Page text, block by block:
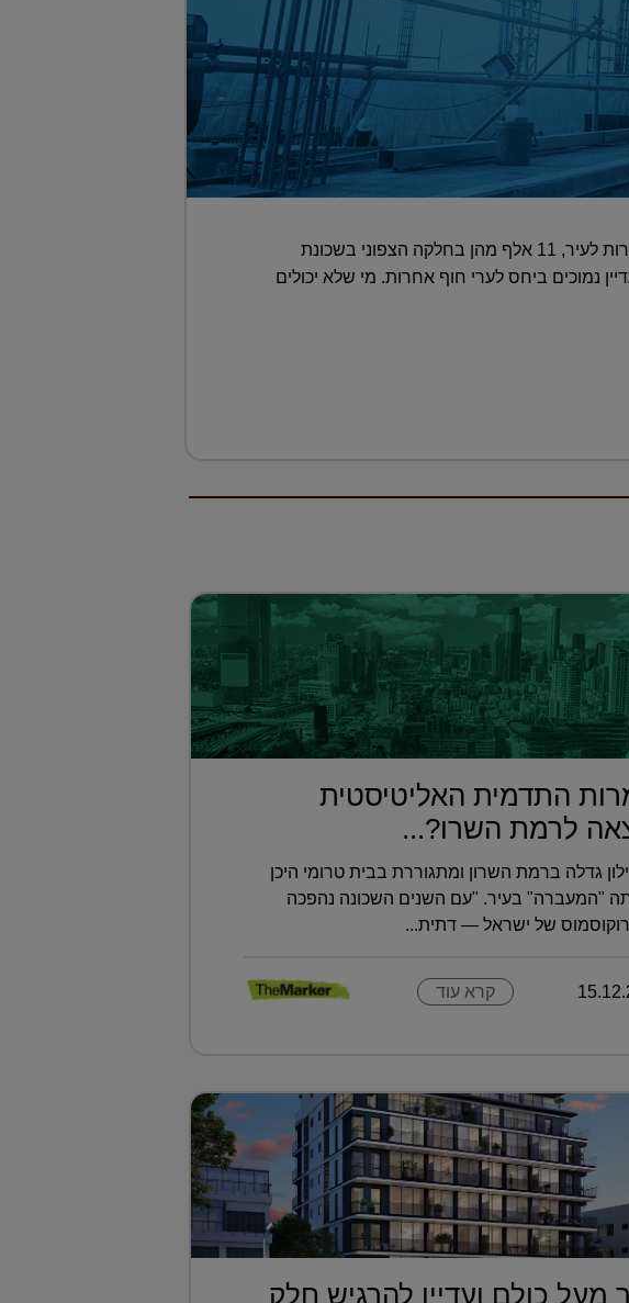
ב-2015 חתמה עיריית אשקלון על הסכם גג שמבטיח תוספת של יותר מ-30 אלף דירות לעיר, 11 אלף מהן בחלקה הצפוני בשכונת
נמוכים ביחס לערי חוף אחרות. מי שלא יכולים
התדמית האליטיסטית
לרמת השרו?...
גדלה ברמת השרון ומתגוררת בבית טרומי היכן
"המעברה" בעיר. "עם השנים השכונה נהפכה
של ישראל — דתית...
קרא עוד
מעל כולם ועדיין להרגיש חלק